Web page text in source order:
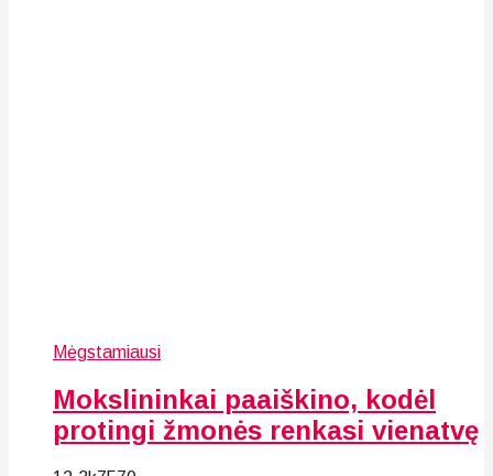
Mėgstamiausi
Mokslininkai paaiškino, kodėl
protingi žmonės renkasi vienatvę